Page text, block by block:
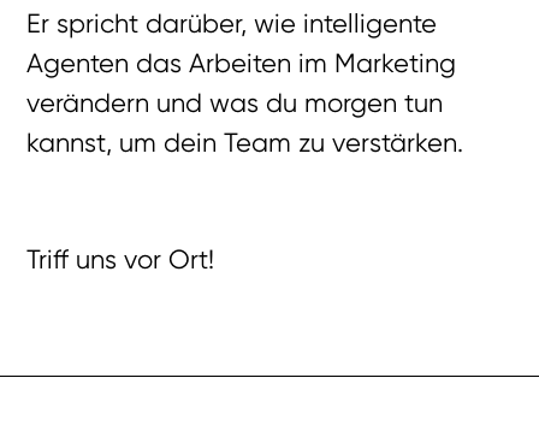
Er spricht darüber, wie intelligente
Agenten das Arbeiten im Marketing
verändern und was du morgen tun
kannst, um dein Team zu verstärken.
Triff uns vor Ort!